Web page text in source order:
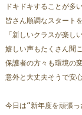
ドキドキすることが多
皆さん順調なスタート
「新しいクラスが楽し
嬉しい声もたくさん聞
保護者の方々も環境の
意外と大丈夫そうで安
今日は“新年度を頑張っ